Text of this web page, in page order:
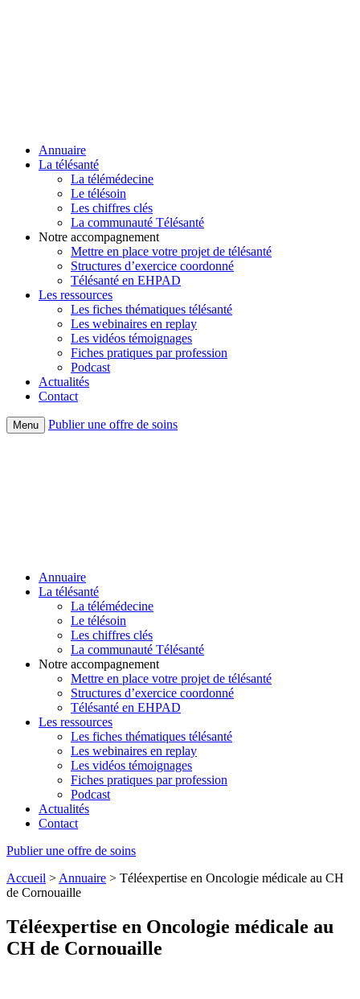
Annuaire
La télésanté
La télémédecine
Le télésoin
Les chiffres clés
La communauté Télésanté
Notre accompagnement
Mettre en place votre projet de télésanté
Structures d’exercice coordonné
Télésanté en EHPAD
Les ressources
Les fiches thématiques télésanté
Les webinaires en replay
Les vidéos témoignages
Fiches pratiques par profession
Podcast
Actualités
Contact
Menu Publier une offre de soins
Annuaire
La télésanté
La télémédecine
Le télésoin
Les chiffres clés
La communauté Télésanté
Notre accompagnement
Mettre en place votre projet de télésanté
Structures d’exercice coordonné
Télésanté en EHPAD
Les ressources
Les fiches thématiques télésanté
Les webinaires en replay
Les vidéos témoignages
Fiches pratiques par profession
Podcast
Actualités
Contact
Publier une offre de soins
Accueil > Annuaire > Téléexpertise en Oncologie médicale au CH
de Cornouaille
Téléexpertise en Oncologie médicale au
CH de Cornouaille